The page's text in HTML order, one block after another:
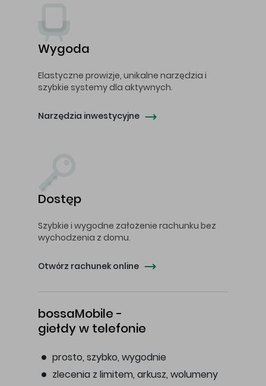
Wygoda
Elastyczne prowizje, unikalne narzędzia i
szybkie systemy dla aktywnych.
Narzędzia inwestycyjne
Dostęp
Szybkie i wygodne założenie rachunku bez
wychodzenia z domu.
Otwórz rachunek online
bossaMobile -
giełdy w telefonie
prosto, szybko, wygodnie
zlecenia z limitem, arkusz, wolumeny